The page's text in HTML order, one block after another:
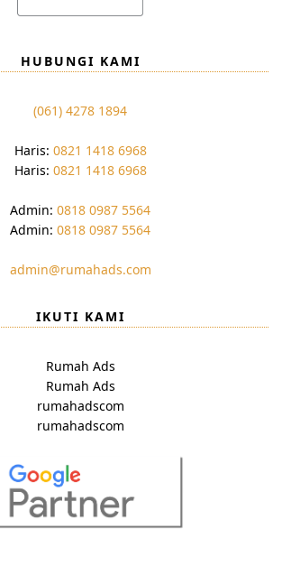
HUBUNGI KAMI
(061) 4278 1894
Haris: 0821 1418 6968
Haris: 0821 1418 6968
Admin: 0818 0987 5564
Admin: 0818 0987 5564
admin@rumahads.com
IKUTI KAMI
Rumah Ads
Rumah Ads
rumahadscom
rumahadscom